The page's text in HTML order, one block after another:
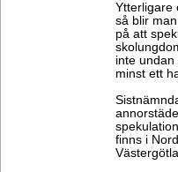
Ytterligare
så blir
på att
inte
minst ett
finns i